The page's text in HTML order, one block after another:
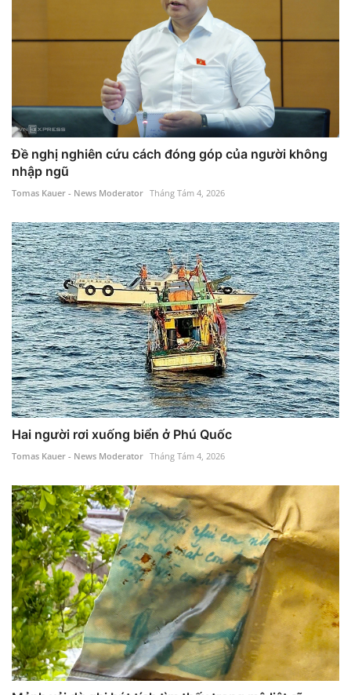
Đề nghị nghiên cứu cách đóng góp của người không
nhập ngũ
Tomas Kauer - News Moderator Tháng Tám 4, 2026
Hai người rơi xuống biển ở Phú Quốc
Tomas Kauer - News Moderator Tháng Tám 4, 2026